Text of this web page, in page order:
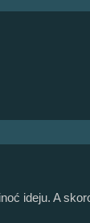
ideju. A